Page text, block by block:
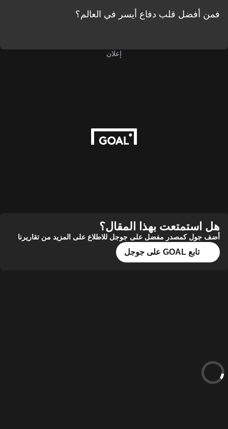
فمن أفضل قلب دفاع أيسر في العالم؟
إعلان
هل استمتعت بهذا المقال؟
أضف جول كمصدر مفضل على جوجل للاطلاع على المزيد من تقاريرنا
تابع GOAL على جوجل